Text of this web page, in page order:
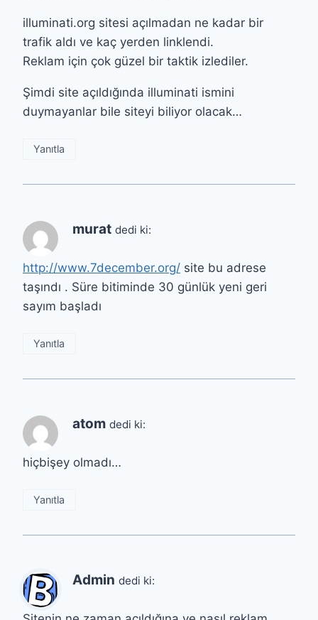
illuminati.org sitesi açılmadan ne kadar bir
trafik aldı ve kaç yerden linklendi.
Reklam için çok güzel bir taktik izlediler.
Şimdi site açıldığında illuminati ismini
duymayanlar bile siteyi biliyor olacak…
Yanıtla
murat dedi ki:
http://www.7december.org/ site bu adrese
taşındı . Süre bitiminde 30 günlük yeni geri
sayım başladı
Yanıtla
atom dedi ki:
hiçbişey olmadı…
Yanıtla
Admin dedi ki: